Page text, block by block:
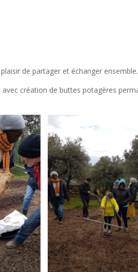
de partager et échanger ensemble.
avec création de buttes potagères